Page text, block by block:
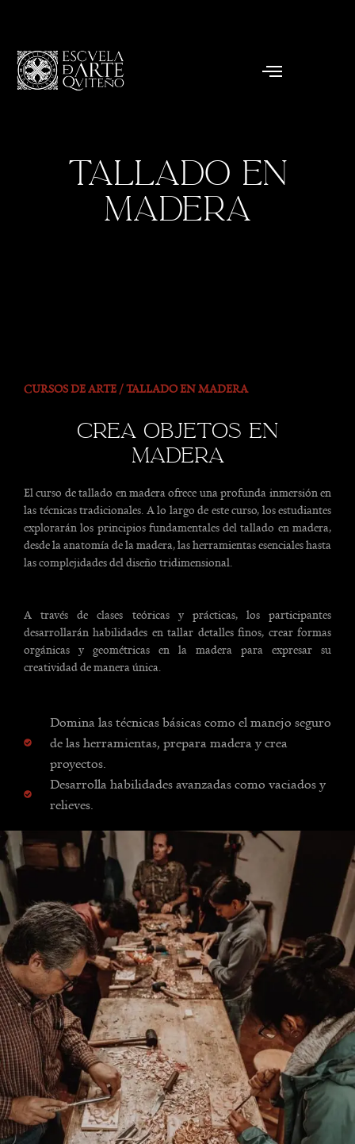
tallado en
madera
CURSOS DE ARTE / TALLADO EN MADERA
crea objetos en
madera
El curso de tallado en madera ofrece una profunda inmersión en
las técnicas tradicionales. A lo largo de este curso, los estudiantes
explorarán los principios fundamentales del tallado en madera,
desde la anatomía de la madera, las herramientas esenciales hasta
las complejidades del diseño tridimensional.
A través de clases teóricas y prácticas, los participantes
desarrollarán habilidades en tallar detalles finos, crear formas
orgánicas y geométricas en la madera para expresar su
creatividad de manera única.
Domina las técnicas básicas como el manejo seguro
de las herramientas, prepara madera y crea
proyectos.
Desarrolla habilidades avanzadas como vaciados y
relieves.